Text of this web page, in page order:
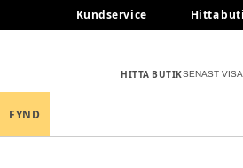
Kundservice Hitta
HITTA BUTIKSENAST
FYND